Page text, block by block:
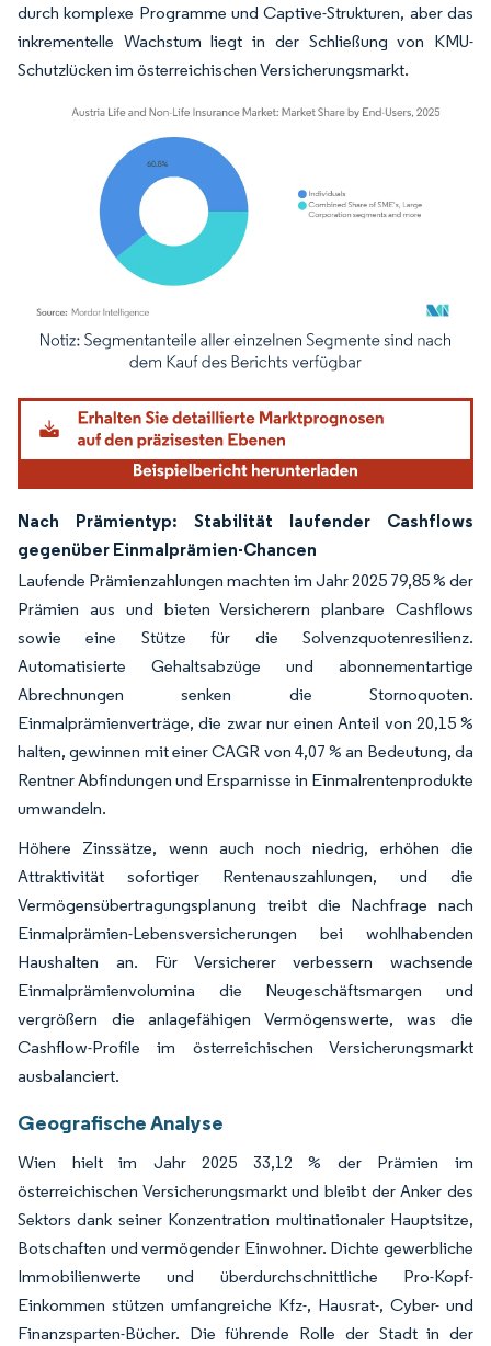
durch komplexe Programme und Captive-Strukturen, aber das
inkrementelle Wachstum liegt in der Schließung von KMU-
Schutzlücken im österreichischen Versicherungsmarkt.
Bild © Mordor Intelligence. Wiederverwendung erfordert Namensnennung
Nach Prämientyp: Stabilität laufender Cashflows
gegenüber Einmalprämien-Chancen
Laufende Prämienzahlungen machten im Jahr 2025 79,85 % der
Prämien aus und bieten Versicherern planbare Cashflows
sowie eine Stütze für die Solvenzquotenresilienz.
Automatisierte Gehaltsabzüge und abonnementartige
Abrechnungen senken die Stornoquoten.
Einmalprämienverträge, die zwar nur einen Anteil von 20,15 %
halten, gewinnen mit einer CAGR von 4,07 % an Bedeutung, da
Rentner Abfindungen und Ersparnisse in Einmalrentenprodukte
umwandeln.
Höhere Zinssätze, wenn auch noch niedrig, erhöhen die
Attraktivität sofortiger Rentenauszahlungen, und die
Vermögensübertragungsplanung treibt die Nachfrage nach
Einmalprämien-Lebensversicherungen bei wohlhabenden
Haushalten an. Für Versicherer verbessern wachsende
Einmalprämienvolumina die Neugeschäftsmargen und
vergrößern die anlagefähigen Vermögenswerte, was die
Cashflow-Profile im österreichischen Versicherungsmarkt
ausbalanciert.
Geografische Analyse
Wien hielt im Jahr 2025 33,12 % der Prämien im
österreichischen Versicherungsmarkt und bleibt der Anker des
Sektors dank seiner Konzentration multinationaler Hauptsitze,
Botschaften und vermögender Einwohner. Dichte gewerbliche
Immobilienwerte und überdurchschnittliche Pro-Kopf-
Einkommen stützen umfangreiche Kfz-, Hausrat-, Cyber- und
Finanzsparten-Bücher. Die führende Rolle der Stadt in der